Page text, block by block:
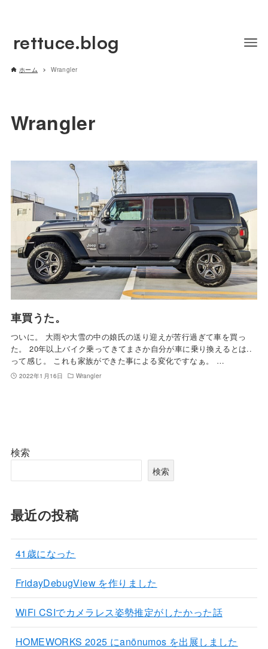
rettuce.blog
ホーム Wrangler
Wrangler
車買うた。
ついに。 大雨や大雪の中の娘氏の送り迎えが苦行過ぎて車を買っ
た。 20年以上バイク乗ってきてまさか自分が車に乗り換えるとは..
って感じ。 これも家族ができた事による変化ですなぁ。 …
2022年1月16日 Wrangler
検索
検索
最近の投稿
41歳になった
FridayDebugView を作りました
WiFi CSIでカメラレス姿勢推定がしたかった話
HOMEWORKS 2025 にanōnumos を出展しました